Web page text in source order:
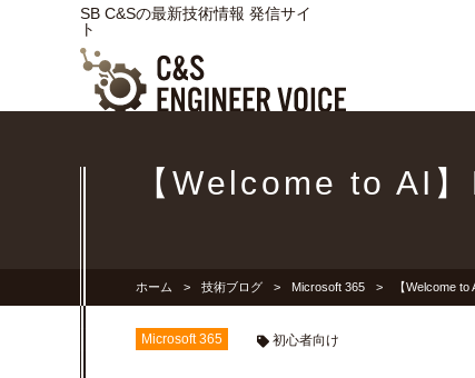
SB C&Sの最新技術情報 発信サイ
ト
【Welcome to AI
ホーム 技術ブログ Microsoft 365 【Welcome
Microsoft 365 初心者向け